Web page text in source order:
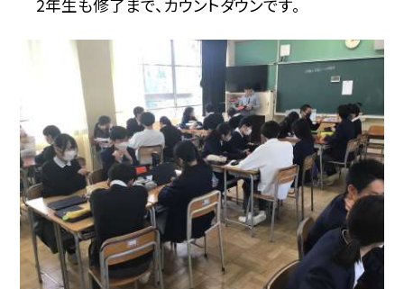
2年生も修了まで、カウントダウンです。